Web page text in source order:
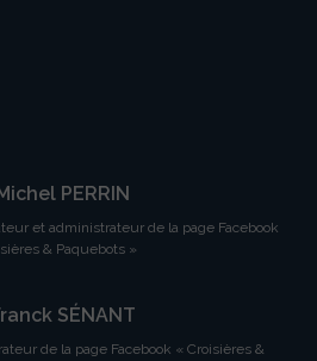
PERRIN
et administrateur de la page Facebook
& Paquebots »
SÉNANT
de la page Facebook « Croisières &